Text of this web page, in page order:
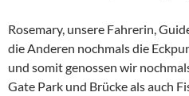
Rosemary, unsere Fahrerin,
die Anderen nochmals die
und somit genossen wir
Gate Park und Brücke als auch